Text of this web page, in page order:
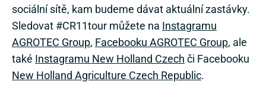
sociální sítě, kam budeme dávat aktuální zastávky.
Sledovat #CR11tour můžete na Instagramu
AGROTEC Group, Facebooku AGROTEC Group, ale
také Instagramu New Holland Czech či Facebooku
New Holland Agriculture Czech Republic.